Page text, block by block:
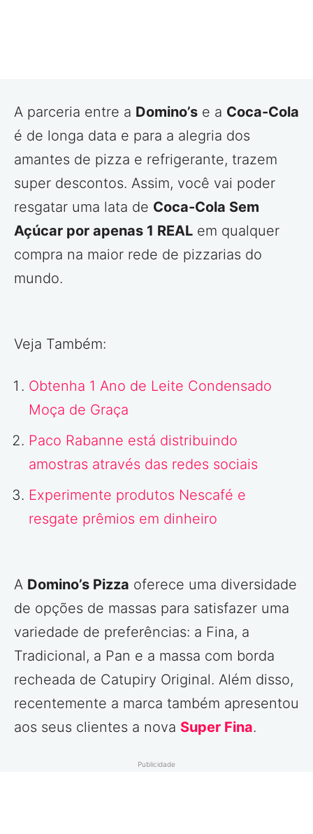
A parceria entre a Domino’s e a Coca-Cola
é de longa data e para a alegria dos
amantes de pizza e refrigerante, trazem
super descontos. Assim, você vai poder
resgatar uma lata de Coca-Cola Sem
Açúcar por apenas 1 REAL em qualquer
compra na maior rede de pizzarias do
mundo.
Veja Também:
Obtenha 1 Ano de Leite Condensado
Moça de Graça
Paco Rabanne está distribuindo
amostras através das redes sociais
Experimente produtos Nescafé e
resgate prêmios em dinheiro
A Domino’s Pizza oferece uma diversidade
de opções de massas para satisfazer uma
variedade de preferências: a Fina, a
Tradicional, a Pan e a massa com borda
recheada de Catupiry Original. Além disso,
recentemente a marca também apresentou
aos seus clientes a nova Super Fina.
Publicidade